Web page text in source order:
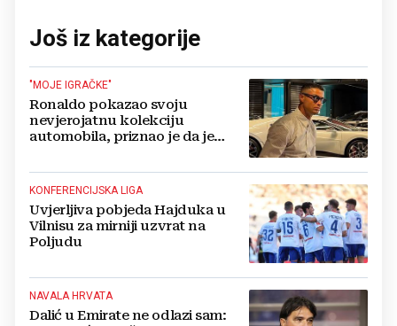
Još iz kategorije
"MOJE IGRAČKE"
Ronaldo pokazao svoju
nevjerojatnu kolekciju
automobila, priznao je da je
KONFERENCIJSKA LIGA
Uvjerljiva pobjeda Hajduka u
Vilnisu za mirniji uzvrat na
Poljudu
NAVALA HRVATA
Dalić u Emirate ne odlazi sam: